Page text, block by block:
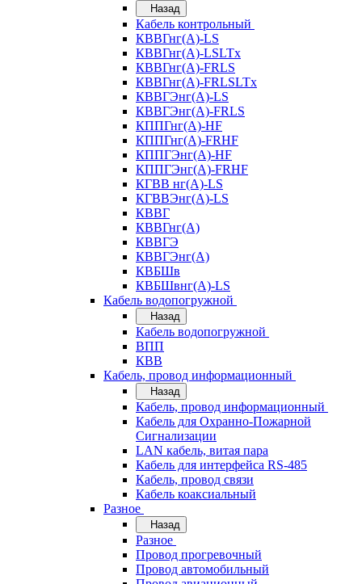
Назад
Кабель контрольный
КВВГнг(А)-LS
КВВГнг(А)-LSLTx
КВВГнг(А)-FRLS
КВВГнг(А)-FRLSLTx
КВВГЭнг(А)-LS
КВВГЭнг(А)-FRLS
КППГнг(А)-HF
КППГнг(А)-FRHF
КППГЭнг(А)-HF
КППГЭнг(А)-FRHF
КГВВ нг(А)-LS
КГВВЭнг(А)-LS
КВВГ
КВВГнг(А)
КВВГЭ
КВВГЭнг(А)
КВБШв
КВБШвнг(А)-LS
Кабель водопогружной
Назад
Кабель водопогружной
ВПП
КВВ
Кабель, провод информационный
Назад
Кабель, провод информационный
Кабель для Охранно-Пожарной
Сигнализации
LAN кабель, витая пара
Кабель для интерфейса RS-485
Кабель, провод связи
Кабель коаксиальный
Разное
Назад
Разное
Провод прогревочный
Провод автомобильный